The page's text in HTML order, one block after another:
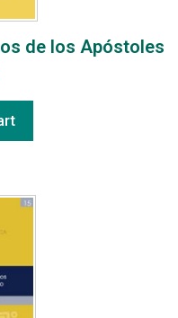
de los Apóstoles